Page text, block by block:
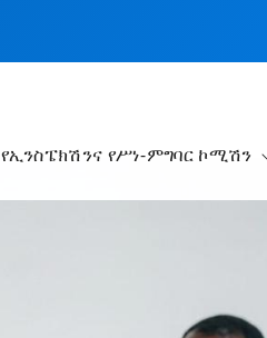
የኢንስፔክሽንና የሥነ-ምግባር ኮሚሽን